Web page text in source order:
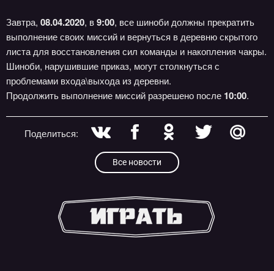
Завтра, 08.04.2020, в9:00, все шиноби должны прекратить
выполнение своих миссий и вернуться в деревню скрытого
листа для восстановления сил команды и накопления чакры.
Шиноби, нарушившие приказ, могут столкнуться с
проблемами входа\выхода из деревни.
Продолжить выполнение миссий разрешено после 10:00.
Поделиться:
Все новости